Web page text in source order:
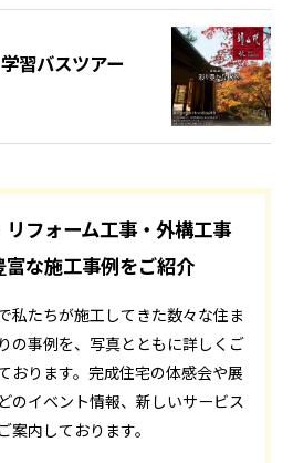
習バスツアー
リフォーム工事・外構工事
富な施工事例をご紹介
私たちが施工してきた数々な住ま
の事例を、写真とともに詳しくご
おります。完成住宅の体感会や展
のイベント情報、新しいサービス
案内しております。